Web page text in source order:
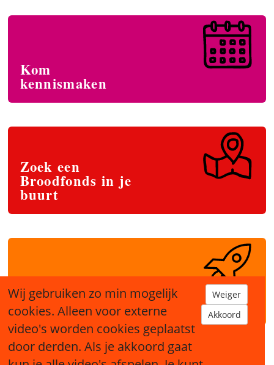
Kom
kennismaken
Zoek een
Broodfonds in je
buurt
Start je eigen
Broodfonds
Wij gebruiken zo min mogelijk
cookies. Alleen voor externe
video's worden cookies geplaatst
door derden. Als je akkoord gaat
Weiger
Akkoord